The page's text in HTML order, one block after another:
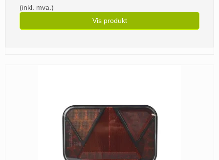
(inkl. mva.)
Vis produkt